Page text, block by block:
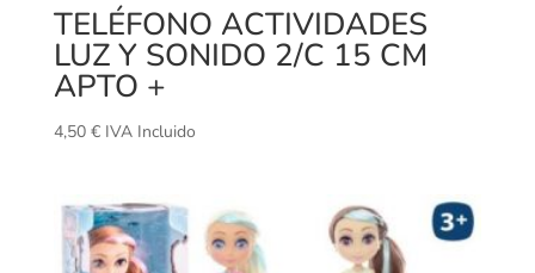
TELÉFONO ACTIVIDADES
LUZ Y SONIDO 2/C 15 CM
APTO +
4,50 € IVA Incluido